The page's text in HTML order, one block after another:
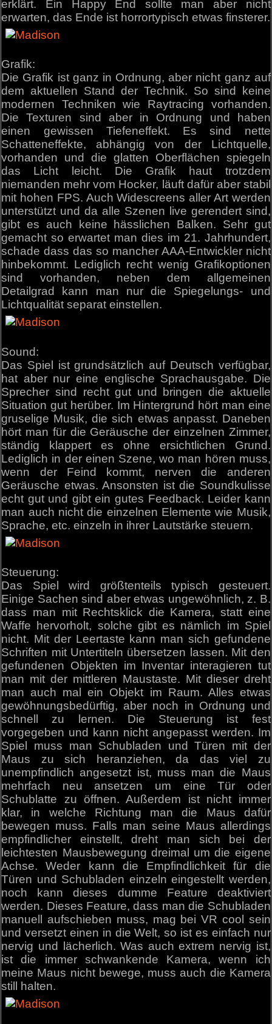
erklärt. Ein Happy End sollte man aber nicht
erwarten, das Ende ist horrortypisch etwas finsterer.
Grafik:
Die Grafik ist ganz in Ordnung, aber nicht ganz auf
dem aktuellen Stand der Technik. So sind keine
modernen Techniken wie Raytracing vorhanden.
Die Texturen sind aber in Ordnung und haben
einen gewissen Tiefeneffekt. Es sind nette
Schatteneffekte, abhängig von der Lichtquelle,
vorhanden und die glatten Oberflächen spiegeln
das Licht leicht. Die Grafik haut trotzdem
niemanden mehr vom Hocker, läuft dafür aber stabil
mit hohen FPS. Auch Widescreens aller Art werden
unterstützt und da alle Szenen live gerendert sind,
gibt es auch keine hässlichen Balken. Sehr gut
gemacht so erwartet man dies im 21. Jahrhundert,
schade dass das so mancher AAA-Entwickler nicht
hinbekommt. Lediglich recht wenig Grafikoptionen
sind vorhanden, neben dem allgemeinen
Detailgrad kann man nur die Spiegelungs- und
Lichtqualität separat einstellen.
Sound:
Das Spiel ist grundsätzlich auf Deutsch verfügbar,
hat aber nur eine englische Sprachausgabe. Die
Sprecher sind recht gut und bringen die aktuelle
Situation gut herüber. Im Hintergrund hört man eine
gruselige Musik, die sich etwas anpasst. Daneben
hört man für die Geräusche der einzelnen Zimmer,
ständig klappert es ohne ersichtlichen Grund.
Lediglich in der einen Szene, wo man hören muss,
wenn der Feind kommt, nerven die anderen
Geräusche etwas. Ansonsten ist die Soundkulisse
echt gut und gibt ein gutes Feedback. Leider kann
man auch nicht die einzelnen Elemente wie Musik,
Sprache, etc. einzeln in ihrer Lautstärke steuern.
Steuerung:
Das Spiel wird größtenteils typisch gesteuert.
Einige Sachen sind aber etwas ungewöhnlich, z. B.
dass man mit Rechtsklick die Kamera, statt eine
Waffe hervorholt, solche gibt es nämlich im Spiel
nicht. Mit der Leertaste kann man sich gefundene
Schriften mit Untertiteln übersetzen lassen. Mit den
gefundenen Objekten im Inventar interagieren tut
man mit der mittleren Maustaste. Mit dieser dreht
man auch mal ein Objekt im Raum. Alles etwas
gewöhnungsbedürftig, aber noch in Ordnung und
schnell zu lernen. Die Steuerung ist fest
vorgegeben und kann nicht angepasst werden. Im
Spiel muss man Schubladen und Türen mit der
Maus zu sich heranziehen, da das viel zu
unempfindlich angesetzt ist, muss man die Maus
mehrfach neu ansetzen um eine Tür oder
Schublatte zu öffnen. Außerdem ist nicht immer
klar, in welche Richtung man die Maus dafür
bewegen muss. Falls man seine Maus allerdings
empfindlicher einstellt, dreht man sich bei der
leichtesten Mausbewegung dreimal um die eigene
Achse. Weder kann die Empfindlichkeit für die
Türen und Schubladen einzeln eingestellt werden,
noch kann dieses dumme Feature deaktiviert
werden. Dieses Feature, dass man die Schubladen
manuell aufschieben muss, mag bei VR cool sein
und versetzt einen in die Welt, so ist es einfach nur
nervig und lächerlich. Was auch extrem nervig ist,
ist die immer schwankende Kamera, wenn ich
meine Maus nicht bewege, muss auch die Kamera
still halten.